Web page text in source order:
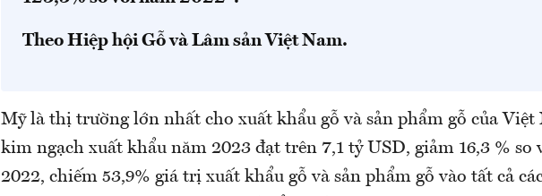
Theo Hiệp hội Gỗ và Lâm sản Việt Nam.
Mỹ là thị trường lớn nhất cho xuất khẩu gỗ và sản phẩm gỗ của Việt
kim ngạch xuất khẩu năm 2023 đạt trên 7,1 tỷ USD, giảm 16,3 % so
2022, chiếm 53,9% giá trị xuất khẩu gỗ và sản phẩm gỗ vào tất cả